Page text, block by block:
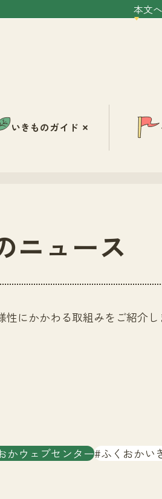
本文へ
いきものガイド
ニュース
にかかわる取組みをご紹介し
かウェブセンター ふくおかい